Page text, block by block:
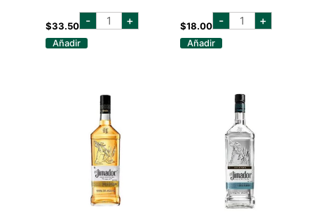
$33.50 - casamigos
reposado
+
Añadir
$18.00 - MOM
LOVE +
Añadir